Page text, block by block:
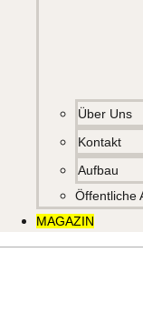
Über Uns
Kontakt
Aufbau
Öffentliche
MAGAZIN